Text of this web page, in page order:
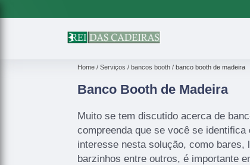
Home Serviços bancos booth banco booth de madeira
Banco Booth de Madeira
Muito se tem discutido acerca de
compreenda que se você se
interesse nesta solução, como bares,
barzinhos entre outros, é importante